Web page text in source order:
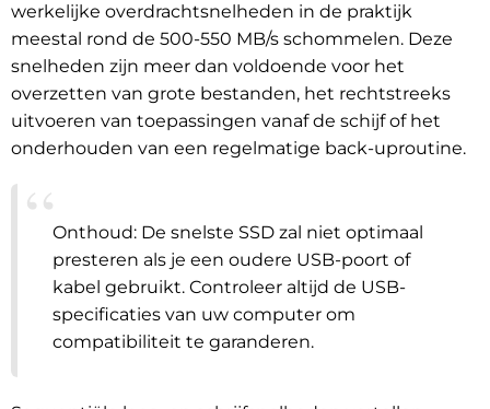
werkelijke overdrachtsnelheden in de praktijk
meestal rond de 500-550 MB/s schommelen. Deze
snelheden zijn meer dan voldoende voor het
overzetten van grote bestanden, het rechtstreeks
uitvoeren van toepassingen vanaf de schijf of het
onderhouden van een regelmatige back-uproutine.
Onthoud: De snelste SSD zal niet optimaal
presteren als je een oudere USB-poort of
kabel gebruikt. Controleer altijd de USB-
specificaties van uw computer om
compatibiliteit te garanderen.